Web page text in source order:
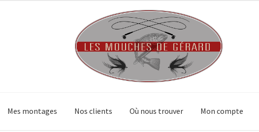
Mes montages Nos clients Où nous trouver Mon compte